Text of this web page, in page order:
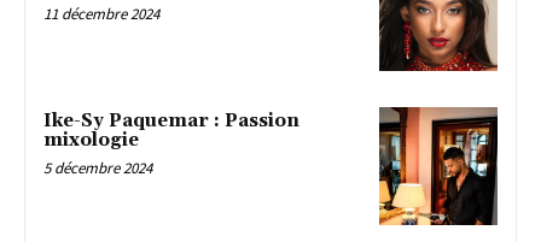
11 décembre 2024
Ike-Sy Paquemar : Passion
mixologie
5 décembre 2024